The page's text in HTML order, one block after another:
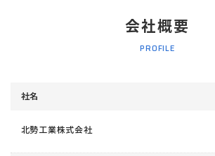
会社概要
PROFILE
社名
北勢工業株式会社